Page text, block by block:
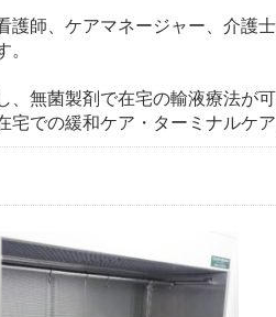
護師、ケアマネージャー、介護
。
、無菌製剤で在宅の輸液療法が
宅での緩和ケア・ターミナルケ